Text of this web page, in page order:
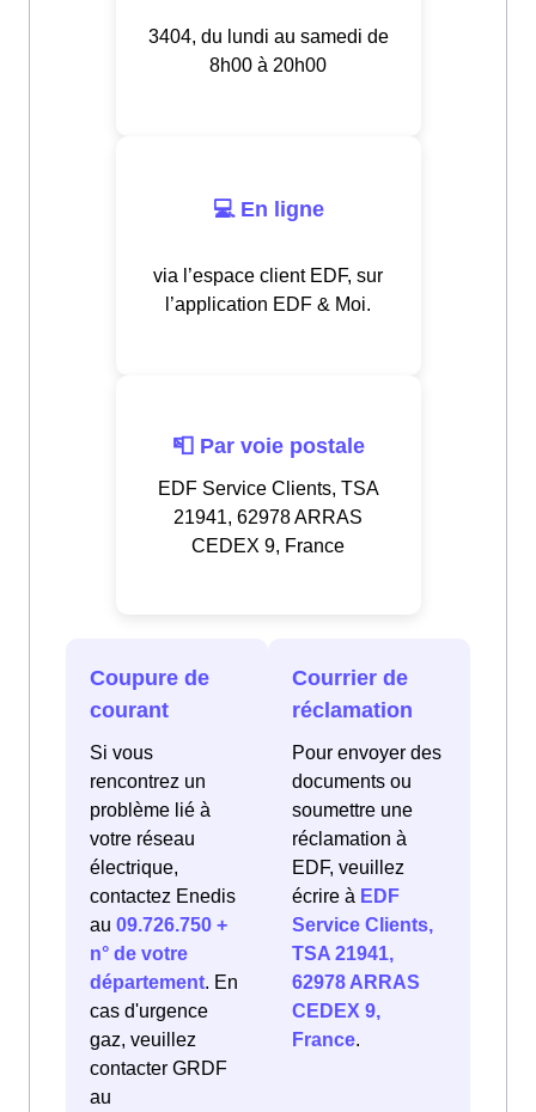
3404, du lundi au samedi de
8h00 à 20h00
💻 En ligne
via l’espace client EDF, sur
l’application EDF & Moi.
📮 Par voie postale
EDF Service Clients, TSA
21941, 62978 ARRAS
CEDEX 9, France
Coupure de
courant
Si vous
rencontrez un
problème lié à
votre réseau
électrique,
contactez Enedis
au 09.726.750 +
n° de votre
département. En
cas d'urgence
gaz, veuillez
contacter GRDF
au
Courrier de
réclamation
Pour envoyer des
documents ou
soumettre une
réclamation à
EDF, veuillez
écrire à EDF
Service Clients,
TSA 21941,
62978 ARRAS
CEDEX 9,
France.